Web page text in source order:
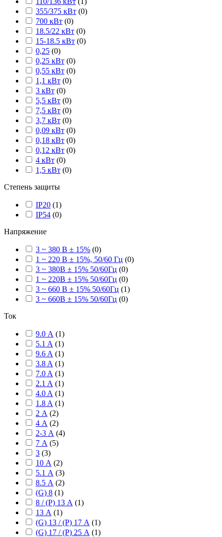
355/375 кВт (0)
700 кВт (0)
18.5/22 кВт (0)
15-18.5 кВт (0)
0,25 (0)
0,25 кВт (0)
0,55 кВт (0)
1,1 кВт (0)
3 кВт (0)
5,5 кВт (0)
7,5 кВт (0)
3,7 кВт (0)
0,09 кВт (0)
0,18 кВт (0)
0,12 кВт (0)
4 кВт (0)
1,5 кВт (0)
Степень защиты
IP20 (1)
IP54 (0)
Напряжение
3 ~ 380 В ± 15% (0)
1 ~ 220 В ± 15%, 50/60 Гц (0)
3 ~ 380В ± 15% 50/60Гц (0)
1 ~ 220В ± 15% 50/60Гц (0)
3 ~ 660 В ± 15% 50/60Гц (1)
3 ~ 660В ± 15% 50/60Гц (0)
Ток
9.0 А (1)
5.1 A (1)
9.6 A (1)
3.8 A (1)
7.0 A (1)
2.1 A (1)
4.0 A (1)
1.8 A (1)
2 А (2)
4 А (2)
2-3 А (4)
7 А (5)
3 (3)
10 А (2)
5.1 А (3)
8.5 А (2)
(G) 8 (1)
8 / (P) 13 А (1)
13 А (1)
(G) 13 / (P) 17 А (1)
(G) 17 / (P) 25 А (1)